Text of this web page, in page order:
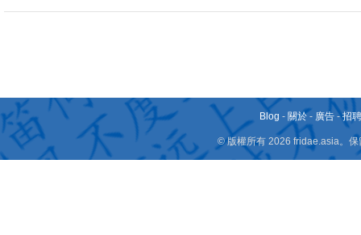
Blog - 關於 - 廣告 -招
© 版權所有 2026 fridae.asia。